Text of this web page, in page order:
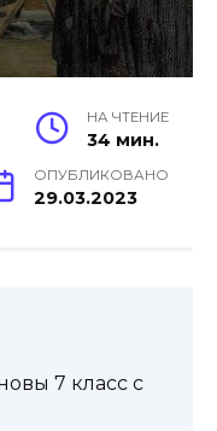
НА ЧТЕНИЕ
34 мин.
ОПУБЛИКОВАНО
29.03.2023
7 класс с